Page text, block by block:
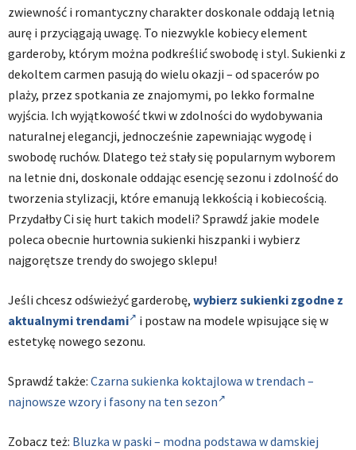
zwiewność i romantyczny charakter doskonale oddają letnią
aurę i przyciągają uwagę. To niezwykle kobiecy element
garderoby, którym można podkreślić swobodę i styl. Sukienki z
dekoltem carmen pasują do wielu okazji – od spacerów po
plaży, przez spotkania ze znajomymi, po lekko formalne
wyjścia. Ich wyjątkowość tkwi w zdolności do wydobywania
naturalnej elegancji, jednocześnie zapewniając wygodę i
swobodę ruchów. Dlatego też stały się popularnym wyborem
na letnie dni, doskonale oddając esencję sezonu i zdolność do
tworzenia stylizacji, które emanują lekkością i kobiecością.
Przydałby Ci się hurt takich modeli? Sprawdź jakie modele
poleca obecnie hurtownia sukienki hiszpanki i wybierz
najgorętsze trendy do swojego sklepu!
Jeśli chcesz odświeżyć garderobę, wybierz sukienki zgodne z
aktualnymi trendami
i postaw na modele wpisujące się w
estetykę nowego sezonu.
Sprawdź także: Czarna sukienka koktajlowa w trendach –
najnowsze wzory i fasony na ten sezon
Zobacz też: Bluzka w paski – modna podstawa w damskiej